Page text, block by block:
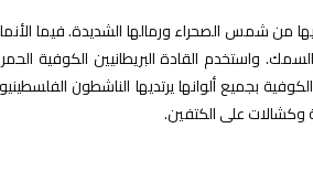
من شمس الصحراء ورمالها الشديدة. فيما
القادة البريطانيين الكوفية
بجميع ألوانها يرتديها الناشطون
وكشالات على الكتفين.